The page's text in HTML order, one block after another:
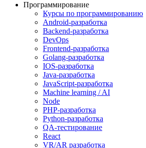
Программирование
Курсы по программированию
Android-разработка
Backend-разработка
DevOps
Frontend-разработка
Golang-разработка
IOS-разработка
Java-разработка
JavaScript-разработка
Machine learning / AI
Node
PHP-разработка
Python-разработка
QA-тестирование
React
VR/AR разработка